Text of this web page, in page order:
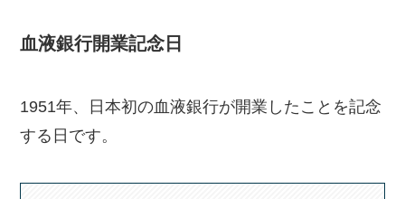
血液銀行開業記念日
1951年、日本初の血液銀行が開業したことを記念
する日です。